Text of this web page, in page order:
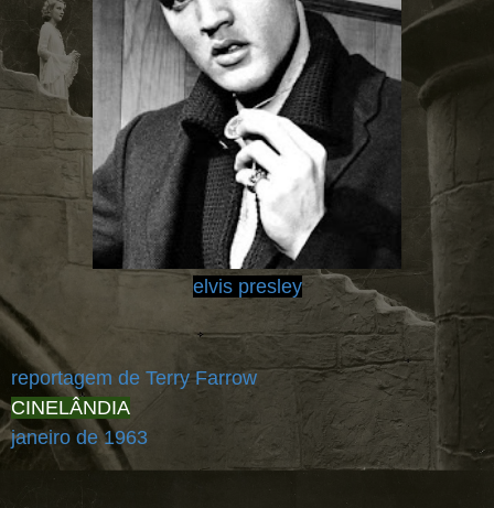
elvis presley
reportagem de Terry Farrow
CINELÂNDIA
janeiro de 1963